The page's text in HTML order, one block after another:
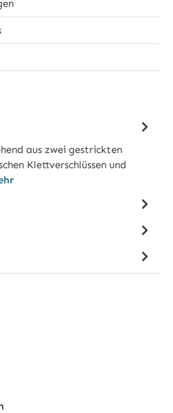
aus zwei gestrickten
Klettverschlüssen und